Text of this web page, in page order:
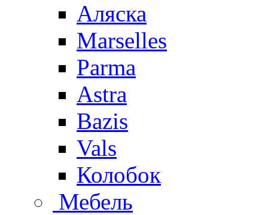
Аляска
Marselles
Parma
Astra
Bazis
Vals
Колобок
Мебель